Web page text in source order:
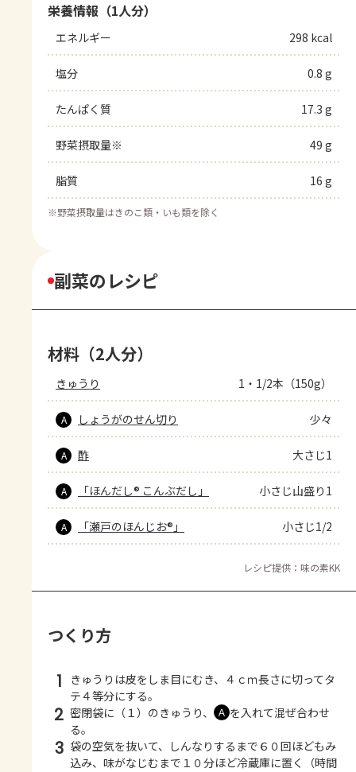
栄養情報（1人分）
エネルギー 298 kcal
塩分 0.8 g
たんぱく質 17.3 g
野菜摂取量※ 49 g
脂質 16 g
※野菜摂取量はきのこ類・いも類を除く
副菜のレシピ
材料（2人分）
きゅうり 1・1/2本（150g）
A しょうがのせん切り 少々
A 酢 大さじ1
A 「ほんだし® こんぶだし」 小さじ山盛り1
A 「瀬戸のほんじお®」 小さじ1/2
レシピ提供：味の素KK
つくり方
1
きゅうりは皮をしま目にむき、４ｃｍ長さに切ってタ
テ４等分にする。
2 密閉袋に（１）のきゅうり、 Ａ を入れて混ぜ合わせ
る。
3 袋の空気を抜いて、しんなりするまで６０回ほどもみ
込み、味がなじむまで１０分ほど冷蔵庫に置く（時間